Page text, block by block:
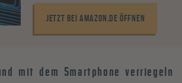
JETZT BEI AMAZON.DE ÖFFNEN
mit dem Smartphone verriegeln